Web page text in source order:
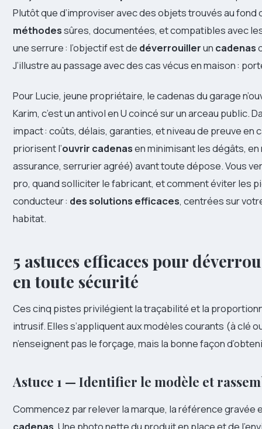
Plutôt que d’improviser avec des objets trouvés au fond
méthodessûres, documentées, et compatibles avec
une serrure : l’objectif est de déverrouillerun cadenas
J’illustre au passage avec des cas vécus en maison :
Pour Lucie, jeune propriétaire, le cadenas du garage
Karim, c’est un antivol en U coincé sur un arceau public.
impact : coûts, délais, garanties, et niveau de preuve en
priorisent l’ouvrir cadenasen minimisant les dégâts, en
assurance, serrurier agréé) avant toute dépose. Vous
pro, quand solliciter le fabricant, et comment éviter les
conducteur : des solutions efficaces, centrées sur
habitat.
5 astuces efficaces pour
en toute sécurité
Ces cinq pistes privilégient la traçabilité et la
intrusif. Elles s’appliquent aux modèles courants (à clé
n’enseignent pas le forçage, mais la bonne façon
Astuce 1 — Identifier le modèle et
Commencez par relever la marque, la référence gravée